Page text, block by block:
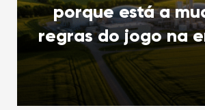
porque está a
regras do jogo na